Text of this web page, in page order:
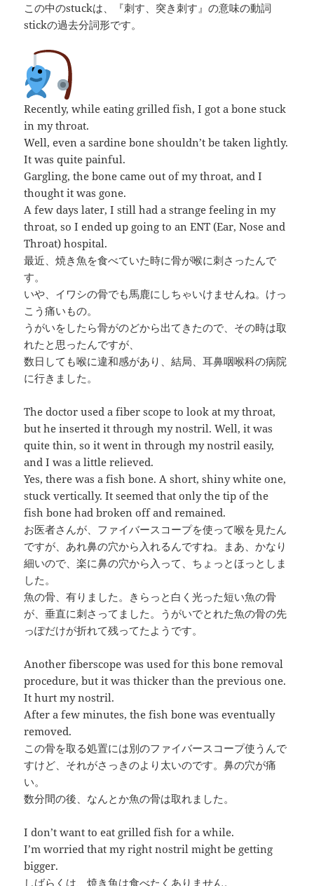
この中のstuckは、『刺す、突き刺す』の意味の動詞
stickの過去分詞形です。
Recently, while eating grilled fish, I got a bone stuck
in my throat.
Well, even a sardine bone shouldn’t be taken lightly.
It was quite painful.
Gargling, the bone came out of my throat, and I
thought it was gone.
A few days later, I still had a strange feeling in my
throat, so I ended up going to an ENT (Ear, Nose and
Throat) hospital.
最近、焼き魚を食べていた時に骨が喉に刺さったんで
す。
いや、イワシの骨でも馬鹿にしちゃいけませんね。けっ
こう痛いもの。
うがいをしたら骨がのどから出てきたので、その時は取
れたと思ったんですが、
数日しても喉に違和感があり、結局、耳鼻咽喉科の病院
に行きました。
The doctor used a fiber scope to look at my throat,
but he inserted it through my nostril. Well, it was
quite thin, so it went in through my nostril easily,
and I was a little relieved.
Yes, there was a fish bone. A short, shiny white one,
stuck vertically. It seemed that only the tip of the
fish bone had broken off and remained.
お医者さんが、ファイバースコープを使って喉を見たん
ですが、あれ鼻の穴から入れるんですね。まあ、かなり
細いので、楽に鼻の穴から入って、ちょっとほっとしま
した。
魚の骨、有りました。きらっと白く光った短い魚の骨
が、垂直に刺さってました。うがいでとれた魚の骨の先
っぽだけが折れて残ってたようです。
Another fiberscope was used for this bone removal
procedure, but it was thicker than the previous one.
It hurt my nostril.
After a few minutes, the fish bone was eventually
removed.
この骨を取る処置には別のファイバースコープ使うんで
すけど、それがさっきのより太いのです。鼻の穴が痛
い。
数分間の後、なんとか魚の骨は取れました。
I don’t want to eat grilled fish for a while.
I’m worried that my right nostril might be getting
bigger.
しばらくは、焼き魚は食べたくありません。